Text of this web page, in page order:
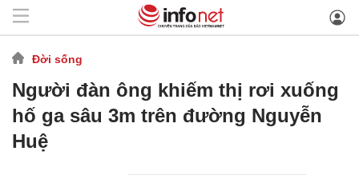
Đời sống
Người đàn ông khiếm thị rơi xuống
hố ga sâu 3m trên đường Nguyễn
Huệ